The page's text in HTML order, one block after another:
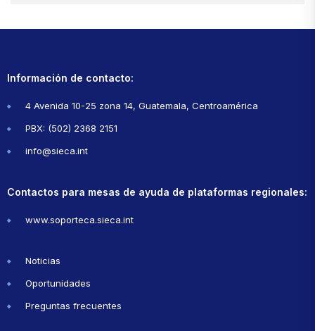
Información de contacto:
4 Avenida 10-25 zona 14, Guatemala, Centroamérica
PBX: (502) 2368 2151
info@sieca.int
Contactos para mesas de ayuda de plataformas regionales:
www.soporteca.sieca.int
Noticias
Oportunidades
Preguntas frecuentes